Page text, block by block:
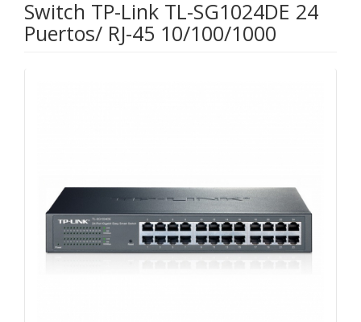
Switch TP-Link TL-SG1024DE 24
Puertos/ RJ-45 10/100/1000